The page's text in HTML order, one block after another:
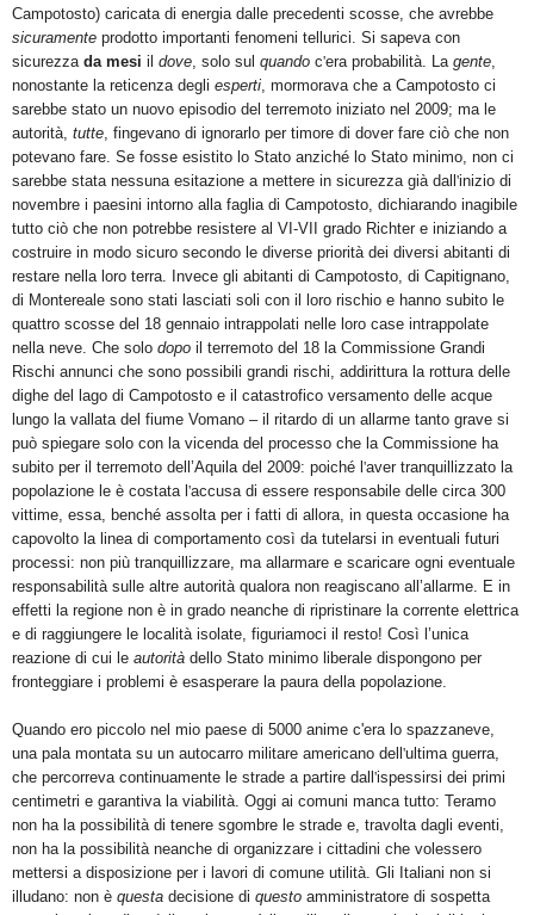
Campotosto) caricata di energia dalle precedenti scosse, che avrebbe
sicuramente prodotto importanti fenomeni tellurici. Si sapeva con
sicurezza da mesi il dove , solo sul quando c'era probabilità. La gente
nonostante la reticenza degli esperti , mormorava che a Campotosto ci
sarebbe stato un nuovo episodio del terremoto iniziato nel 2009; ma le
autorità, tutte , fingevano di ignorarlo per timore di dover fare ciò che non
potevano fare. Se fosse esistito lo Stato anziché lo Stato minimo, non ci
sarebbe stata nessuna esitazione a mettere in sicurezza già dall 'inizio di
novembre i paesini intorno alla faglia di Campotosto, dichiarando inagibile
tutto ciò che non potrebbe resistere al VI-VII grado Richter e iniziando a
costruire in modo sicuro secondo le diverse priorità dei diversi abitanti di
restare nella loro terra. Invece gli abitanti di Campotosto, di Capitignano,
di Montereale sono stati lasciati soli con il loro rischio e hanno subito le
quattro scosse del 18 gennaio intrappolati nelle loro case intrappolate
nella neve. Che solo dopo il terremoto del 18 la Commissione Grandi
Rischi annunci che sono possibili grandi rischi, addirittura la rottura delle
dighe del lago di Campotosto e il catastrofico versamento delle acque
lungo la vallata del fiume Vomano – il ritardo di un allarme tanto grave si
può spiegare solo con la vicenda del processo che la Commissione ha
subito per il terremoto dell’Aquila del 2009: poiché l 'aver tranquillizzato la
popolazione le è costata l 'accusa di essere responsabile delle circa 300
vittime, essa, benché assolta per i fatti di allora, in questa occasione ha
capovolto la linea di comportamento così da tutelarsi in eventuali futuri
processi: non più tranquillizzare, ma allarmare e scaricare ogni eventuale
responsabilità sulle altre autorità qualora non reagiscano all’allarme. E in
effetti la regione non è in grado neanche di ripristinare la corrente elettrica
e di raggiungere le località isolate, figuriamoci il resto! Così l’unica
reazione di cui le autorità dello Stato minimo liberale dispongono per
fronteggiare i problemi è esasperare la paura della popolazione.
Quando ero piccolo nel mio paese di 5000 anime c'era lo spazzaneve,
una pala montata su un autocarro militare americano dell 'ultima guerra,
che percorreva continuamente le strade a partire dall 'ispessirsi dei primi
centimetri e garantiva la viabilità. Oggi ai comuni manca tutto: Teramo
non ha la possibilità di tenere sgombre le strade e, travolta dagli eventi,
non ha la possibilità neanche di organizzare i cittadini che volessero
mettersi a disposizione per i lavori di comune utilità. Gli Italiani non si
illudano: non è questa decisione di questo amministratore di sospetta